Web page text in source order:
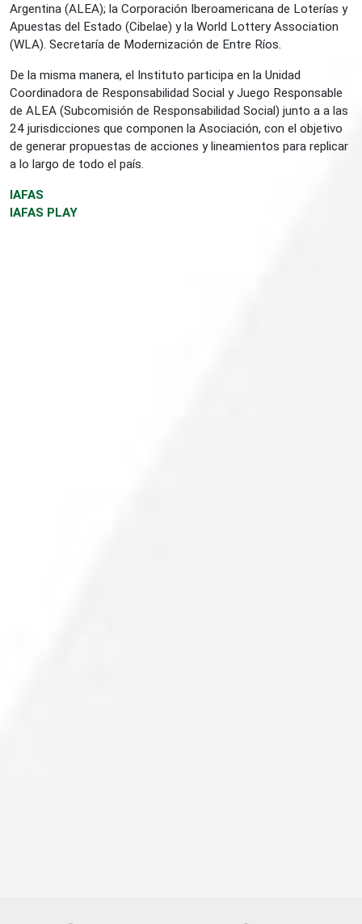
Argentina (ALEA); la Corporación Iberoamericana de Loterías y
Apuestas del Estado (Cibelae) y la World Lottery Association
(WLA). Secretaría de Modernización de Entre Ríos.
De la misma manera, el Instituto participa en la Unidad
Coordinadora de Responsabilidad Social y Juego Responsable
de ALEA (Subcomisión de Responsabilidad Social) junto a a las
24 jurisdicciones que componen la Asociación, con el objetivo
de generar propuestas de acciones y lineamientos para replicar
a lo largo de todo el país.
IAFAS
IAFAS PLAY